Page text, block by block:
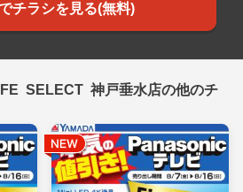
チラシを見る(無料)
SELECT 神戸垂水店の他のチ